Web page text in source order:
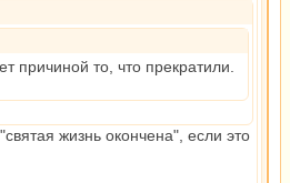
причиной то, что прекратили.
жизнь окончена", если это